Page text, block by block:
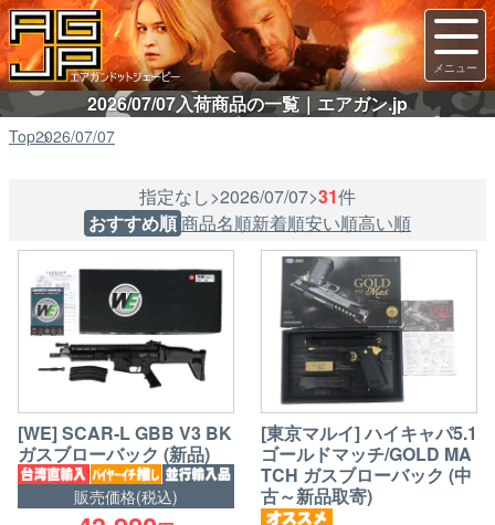
2026/07/07入荷商品の一覧｜エアガン.jp
Top2026/07/07
指定なし>2026/07/07>31件
おすすめ順商品名順新着順安い順高い順
[WE] SCAR-L GBB V3 BK
ガスブローバック (新品)
販売価格(税込)
[東京マルイ] ハイキャパ5.1
ゴールドマッチ/GOLD MA
TCH ガスブローバック (中
古～新品取寄)